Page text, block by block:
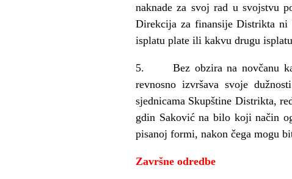
naknade za svoj rad u svojstvu
Direkcija za finansije Distrikta
isplatu plate ili kakvu drugu
5. Bez obzira na novčanu
revnosno izvršava svoje
sjednicama Skupštine Distrikta,
gdin Saković na bilo koji način
pisanoj formi, nakon čega mogu
Završne odredbe